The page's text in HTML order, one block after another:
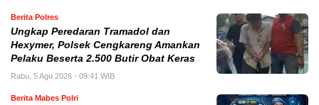
Berita Polres
Ungkap Peredaran Tramadol dan
Hexymer, Polsek Cengkareng Amankan
Pelaku Beserta 2.500 Butir Obat Keras
Rabu, 5 Agu 2026 - 09:41 WIB
Berita Mabes Polri